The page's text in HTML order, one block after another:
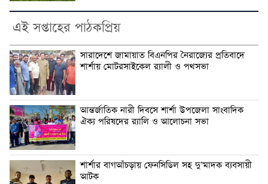
এই সপ্তাহের পাঠকপ্রিয়
সারাদেশে জামায়াত বিএনপির নৈরাজ্যের প্রতিবাদে
শার্শায় মোটরসাইকেল র‍্যালী ও পথসভা
আন্তর্জাতিক নারী দিবসে শার্শা উপজেলা সাংবাদিক
ঐক্য পরিষদের র‍্যালি ও আলোচনা সভা
শার্শার বাগআঁচড়ায় ফেনসিডিল সহ দু’মাদক ব্যবসায়ী
আটক